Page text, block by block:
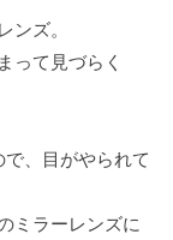
ンズ。
って見づらく
、目がやられて
ミラーレンズに